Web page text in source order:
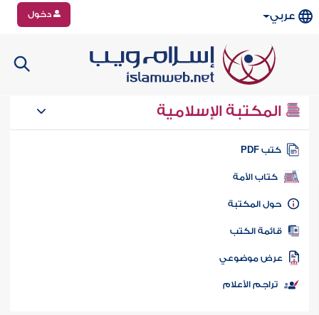
عربي دخول
المكتبة الإسلامية
كتب PDF
كتاب الأمة
المكتبة
الكتب
موضوعي